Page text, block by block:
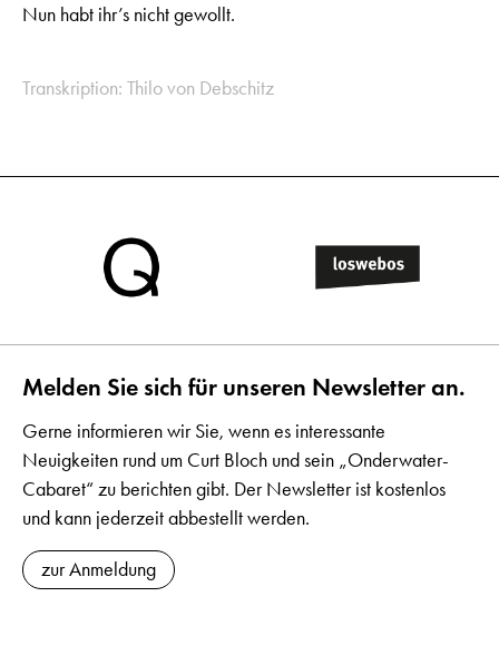
Nun habt ihr’s nicht gewollt.
Transkription: Thilo von Debschitz
Melden Sie sich für unseren Newsletter an.
Gerne informieren wir Sie, wenn es interessante
Neuigkeiten rund um Curt Bloch und sein „Onderwater-
Cabaret“ zu berichten gibt. Der Newsletter ist kostenlos
und kann jederzeit abbestellt werden.
zur Anmeldung